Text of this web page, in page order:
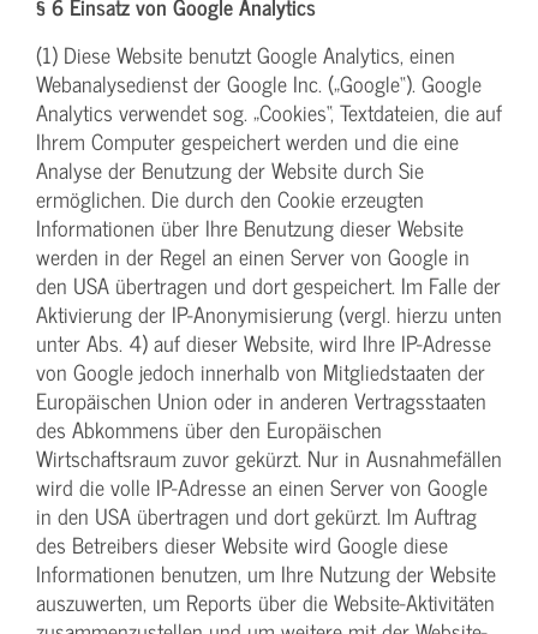
(1) Diese Website benutzt Google Analytics, einen
Webanalysedienst der Google Inc. („Google“). Google
Analytics verwendet sog. „Cookies“, Textdateien, die auf
Ihrem Computer gespeichert werden und die eine
Analyse der Benutzung der Website durch Sie
ermöglichen. Die durch den Cookie erzeugten
Informationen über Ihre Benutzung dieser Website
werden in der Regel an einen Server von Google in
den USA übertragen und dort gespeichert. Im Falle der
Aktivierung der IP-Anonymisierung (vergl. hierzu unten
unter Abs. 4) auf dieser Website, wird Ihre IP-Adresse
von Google jedoch innerhalb von Mitgliedstaaten der
Europäischen Union oder in anderen Vertragsstaaten
des Abkommens über den Europäischen
Wirtschaftsraum zuvor gekürzt. Nur in Ausnahmefällen
wird die volle IP-Adresse an einen Server von Google
in den USA übertragen und dort gekürzt. Im Auftrag
des Betreibers dieser Website wird Google diese
Informationen benutzen, um Ihre Nutzung der Website
auszuwerten, um Reports über die Website-Aktivitäten